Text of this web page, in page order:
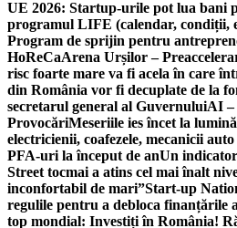
UE 2026: Startup-urile pot lua bani
programul LIFE (calendar, condiții,
Program de sprijin pentru
HoReCaArena Urșilor –
risc foarte mare va fi acela în care
din România vor fi decuplate de la
secretarul general al GuvernuluiAI –
ProvocăriMeseriile ies încet la
electricienii, coafezele, mecanicii
PFA-uri la început de anUn
Street tocmai a atins cel mai înalt
inconfortabil de mari”Start-up
regulile pentru a debloca finanțările
top mondial: Investiți în România!